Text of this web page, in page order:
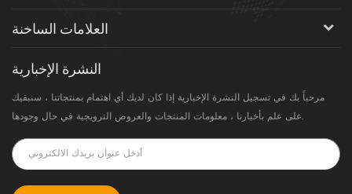
العلامات الساخنة
النشرة الإخبارية
مرحباً بك في تسجيل النشرة الإخبارية إذا كان لديك أي اهتمام بمنتجاتنا ، سنبقيك
على علم بأخبارنا ، معلومات المنتجات والعروض الترويجية في حال وجودها.